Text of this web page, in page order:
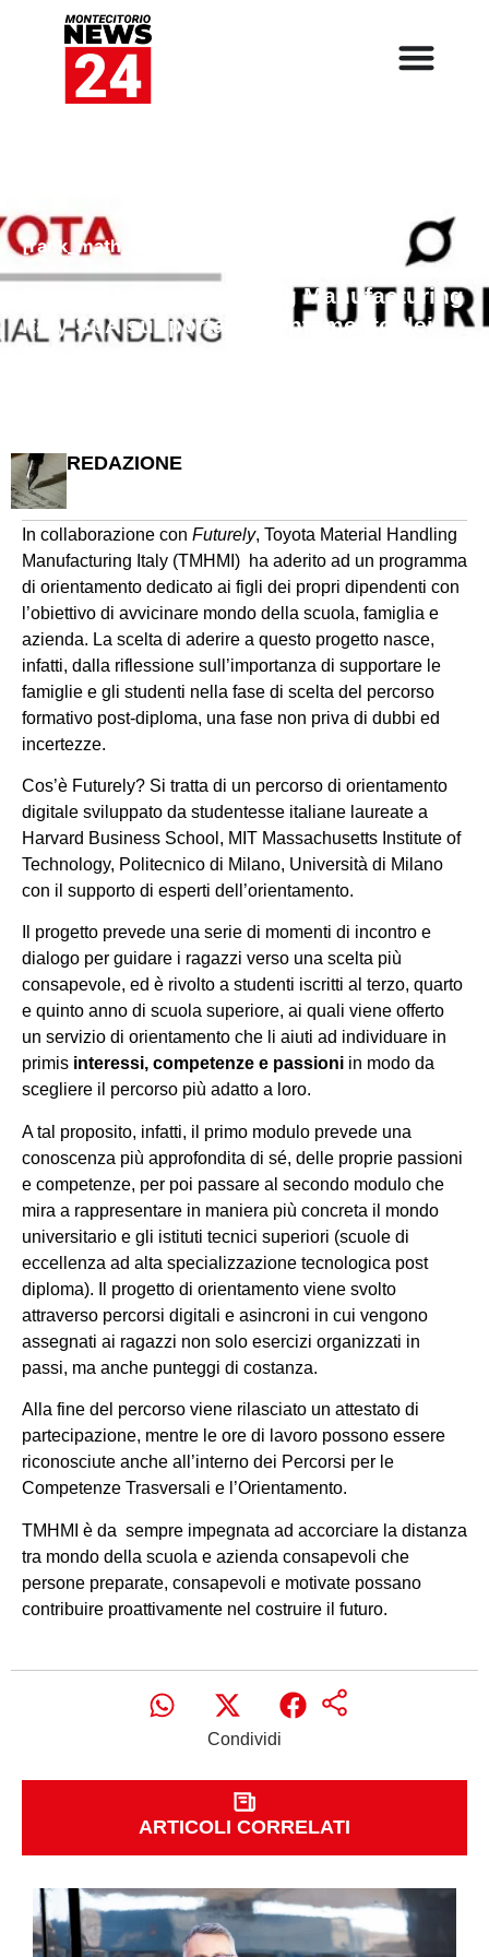
[rank_math_breadcrumb]
Toyota Material Handling Manufacturing
Italy SpA supporta l’orientamento dei
REDAZIONE
In collaborazione con Futurely, Toyota Material Handling
Manufacturing Italy (TMHMI) ha aderito ad un programma
di orientamento dedicato ai figli dei propri dipendenti con
l’obiettivo di avvicinare mondo della scuola, famiglia e
azienda. La scelta di aderire a questo progetto nasce,
infatti, dalla riflessione sull’importanza di supportare le
famiglie e gli studenti nella fase di scelta del percorso
formativo post-diploma, una fase non priva di dubbi ed
incertezze.
Cos’è Futurely? Si tratta di un percorso di orientamento
digitale sviluppato da studentesse italiane laureate a
Harvard Business School, MIT Massachusetts Institute of
Technology, Politecnico di Milano, Università di Milano
con il supporto di esperti dell’orientamento.
Il progetto prevede una serie di momenti di incontro e
dialogo per guidare i ragazzi verso una scelta più
consapevole, ed è rivolto a studenti iscritti al terzo, quarto
e quinto anno di scuola superiore, ai quali viene offerto
un servizio di orientamento che li aiuti ad individuare in
primis interessi, competenze e passioni in modo da
scegliere il percorso più adatto a loro.
A tal proposito, infatti, il primo modulo prevede una
conoscenza più approfondita di sé, delle proprie passioni
e competenze, per poi passare al secondo modulo che
mira a rappresentare in maniera più concreta il mondo
universitario e gli istituti tecnici superiori (scuole di
eccellenza ad alta specializzazione tecnologica post
diploma). Il progetto di orientamento viene svolto
attraverso percorsi digitali e asincroni in cui vengono
assegnati ai ragazzi non solo esercizi organizzati in
passi, ma anche punteggi di costanza.
Alla fine del percorso viene rilasciato un attestato di
partecipazione, mentre le ore di lavoro possono essere
riconosciute anche all’interno dei Percorsi per le
Competenze Trasversali e l’Orientamento.
TMHMI è da sempre impegnata ad accorciare la distanza
tra mondo della scuola e azienda consapevoli che
persone preparate, consapevoli e motivate possano
contribuire proattivamente nel costruire il futuro.
Condividi
ARTICOLI CORRELATI